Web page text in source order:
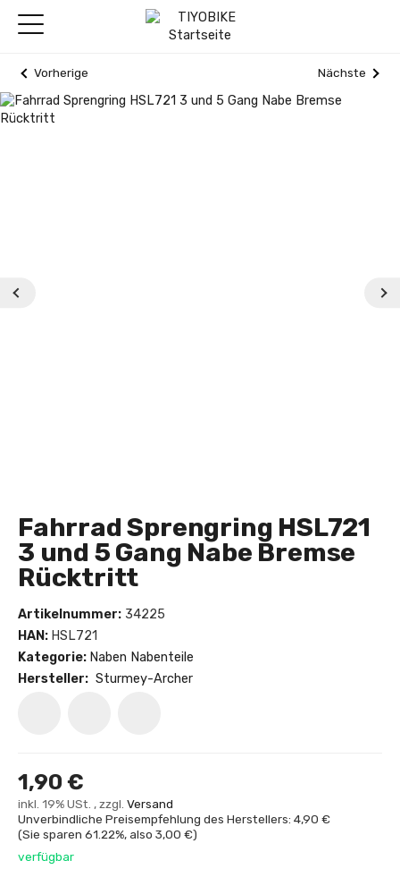
Vorherige Nächste
Fahrrad Sprengring HSL721
3 und 5 Gang Nabe Bremse
Rücktritt
Artikelnummer: 34225
HAN: HSL721
Kategorie: Naben Nabenteile
Hersteller: Sturmey-Archer
1,90 €
inkl. 19% USt. , zzgl. Versand
Unverbindliche Preisempfehlung des Herstellers: 4,90 €
(Sie sparen 61.22%, also 3,00 €)
verfügbar